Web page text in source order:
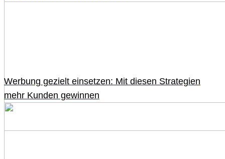
Werbung gezielt einsetzen: Mit diesen Strategien
mehr Kunden gewinnen